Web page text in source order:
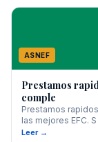
ASNEF
Prestamos
comple
Prestamos
las mejores EFC. S
Leer →